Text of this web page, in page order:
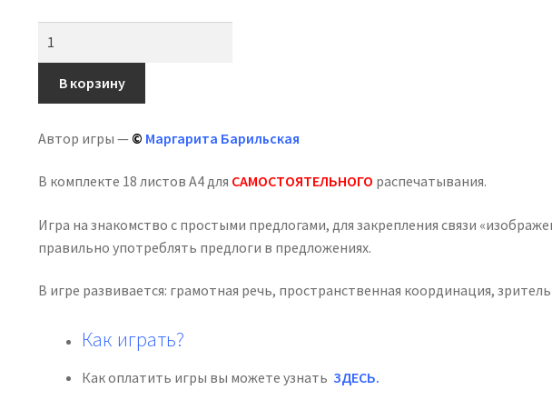
Альбом
на
игра
«Предлоги.
персонаж?»
В корзину
Автор игры — © Маргарита Барильская
В комплекте 18 листов А4 для САМОСТОЯТЕЛЬНОГО распечатывания.
Игра на знакомство с простыми предлогами, для закрепления связи
правильно употреблять предлоги в предложениях.
В игре развивается: грамотная речь, пространственная координация,
Как играть?
Как оплатить игры вы можете узнать ЗДЕСЬ.